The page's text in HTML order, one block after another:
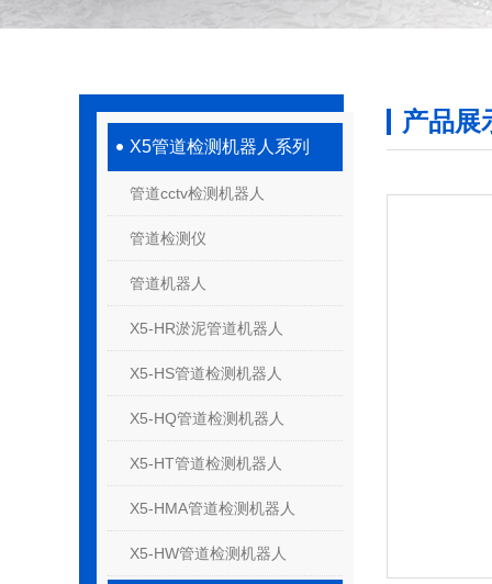
X5管道检测机器人系列
管道cctv检测机器人
管道检测仪
管道机器人
X5-HR淤泥管道机器人
X5-HS管道检测机器人
X5-HQ管道检测机器人
X5-HT管道检测机器人
X5-HMA管道检测机器人
X5-HW管道检测机器人
产品展